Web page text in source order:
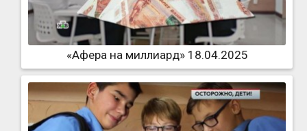
«Афера на миллиард» 18.04.2025